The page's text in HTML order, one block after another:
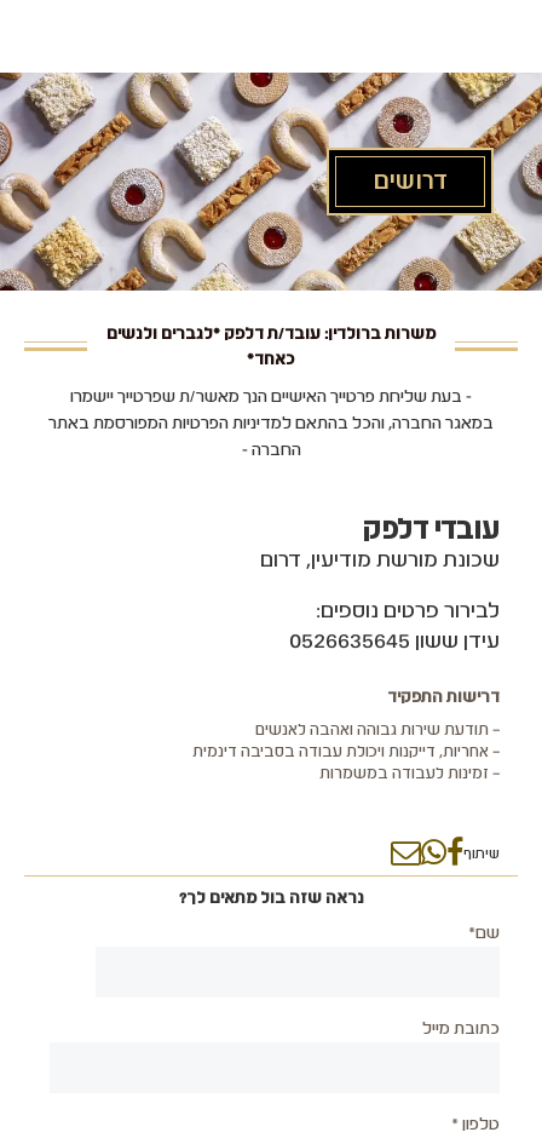
דרושים
משרות ברולדין: עובד/ת דלפק *לגברים ולנשים
כאחד*
- בעת שליחת פרטייך האישיים הנך מאשר/ת שפרטייך יישמרו
במאגר החברה, והכל בהתאם למדיניות הפרטיות המפורסמת באתר
החברה -
עובדי דלפק
שכונת מורשת מודיעין, דרום
לבירור פרטים נוספים:
עידן ששון 0526635645
דרישות התפקיד
– תודעת שירות גבוהה ואהבה לאנשים
– אחריות, דייקנות ויכולת עבודה בסביבה דינמית
– זמינות לעבודה במשמרות
שיתוף
נראה שזה בול מתאים לך?
שם*
כתובת מייל
טלפון *